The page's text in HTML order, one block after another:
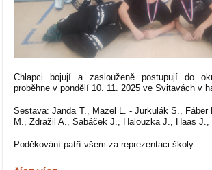
Chlapci bojují a zaslouženě postupují do
proběhne v pondělí 10. 11. 2025 ve Svitavách v
Sestava: Janda T., Mazel L. - Jurkulák S.,
M., Zdražil A., Sabáček J., Halouzka J., Haas
Poděkování patří všem za reprezentaci školy.